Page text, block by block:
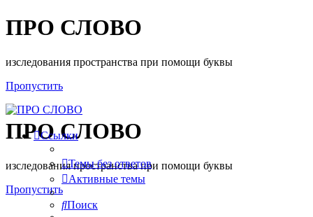
ПРО СЛОВО
изследования пространства при помощи буквы
Пропустить
ПРО СЛОВО
изследования пространства при помощи буквы
Пропустить
Ссылки
Темы без ответов
Активные темы
Поиск